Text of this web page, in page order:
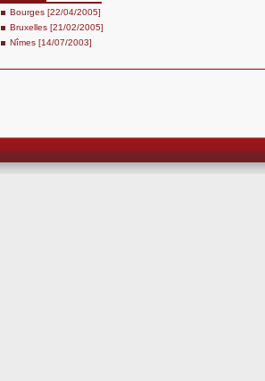
Bourges [22/04/2005]
Bruxelles [21/02/2005]
Nîmes [14/07/2003]